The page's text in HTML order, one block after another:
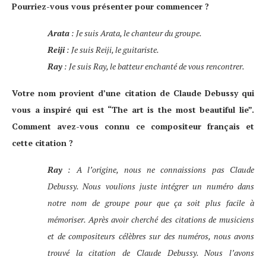
Pourriez-vous vous présenter pour commencer ?
Arata : Je suis Arata, le chanteur du groupe.
Reiji: Je suis Reiji, le guitariste.
Ray : Je suis Ray, le batteur enchanté de vous rencontrer.
Votre nom provient d’une citation de Claude Debussy qui
vous a inspiré qui est “The art is the most beautiful lie”.
Comment avez-vous connu ce compositeur français et
cette citation ?
Ray : A l’origine, nous ne connaissions pas Claude
Debussy. Nous voulions juste intégrer un numéro dans
notre nom de groupe pour que ça soit plus facile à
mémoriser. Après avoir cherché des citations de musiciens
et de compositeurs célèbres sur des numéros, nous avons
trouvé la citation de Claude Debussy. Nous l’avons